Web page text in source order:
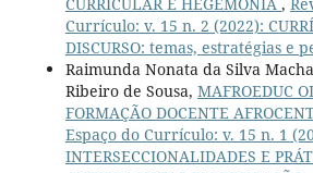
Currículo: v. 15 n. 2 (2022):
DISCURSO: temas, estratégias e
Raimunda Nonata da Silva
Ribeiro de Sousa, MAFROEDUC
FORMAÇÃO DOCENTE
Espaço do Currículo: v. 15 n. 1
INTERSECCIONALIDADES E